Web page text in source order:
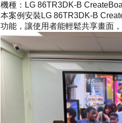
機種： LG 86TR3DK-B
本案例安裝LG 86TR3DK-B
功能，讓使用者能輕鬆共享畫面